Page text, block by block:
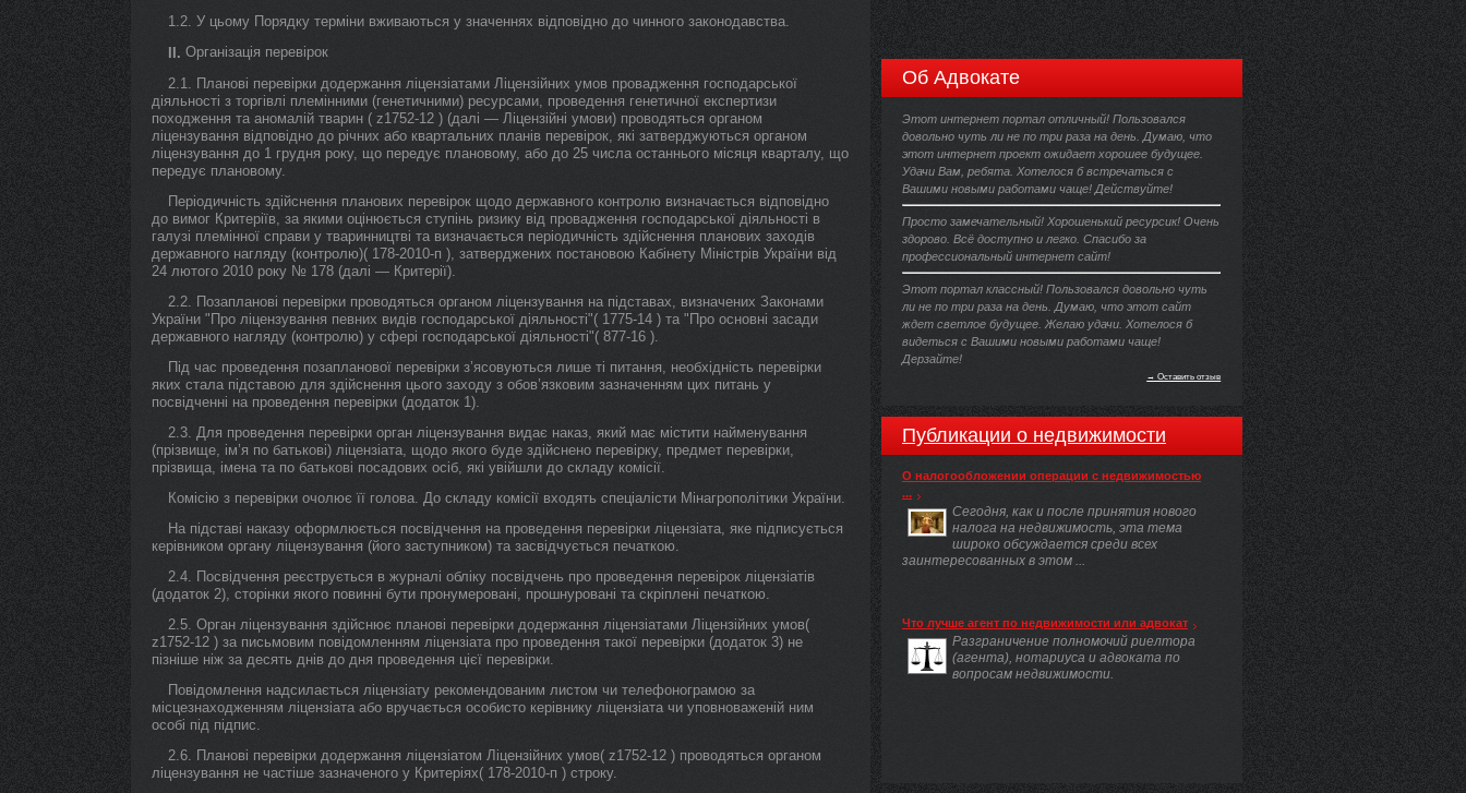
1.2. У цьому Порядку терміни вживаються у значеннях відповідно до чинного законодавства.
II. Організація перевірок
2.1. Планові перевірки додержання ліцензіатами Ліцензійних умов провадження господарської
діяльності з торгівлі племінними (генетичними) ресурсами, проведення генетичної експертизи
походження та аномалій тварин ( z1752-12 ) (далі — Ліцензійні умови) проводяться органом
ліцензування відповідно до річних або квартальних планів перевірок, які затверджуються органом
ліцензування до 1 грудня року, що передує плановому, або до 25 числа останнього місяця кварталу, що
передує плановому.
Періодичність здійснення планових перевірок щодо державного контролю визначається відповідно
до вимог Критеріїв, за якими оцінюється ступінь ризику від провадження господарської діяльності в
галузі племінної справи у тваринництві та визначається періодичність здійснення планових заходів
державного нагляду (контролю)( 178-2010-п ), затверджених постановою Кабінету Міністрів України від
24 лютого 2010 року № 178 (далі — Критерії).
2.2. Позапланові перевірки проводяться органом ліцензування на підставах, визначених Законами
України "Про ліцензування певних видів господарської діяльності"( 1775-14 ) та "Про основні засади
державного нагляду (контролю) у сфері господарської діяльності"( 877-16 ).
Під час проведення позапланової перевірки з’ясовуються лише ті питання, необхідність перевірки
яких стала підставою для здійснення цього заходу з обов’язковим зазначенням цих питань у
посвідченні на проведення перевірки (додаток 1).
2.3. Для проведення перевірки орган ліцензування видає наказ, який має містити найменування
(прізвище, ім’я по батькові) ліцензіата, щодо якого буде здійснено перевірку, предмет перевірки,
прізвища, імена та по батькові посадових осіб, які увійшли до складу комісії.
Комісію з перевірки очолює її голова. До складу комісії входять спеціалісти Мінагрополітики України.
На підставі наказу оформлюється посвідчення на проведення перевірки ліцензіата, яке підписується
керівником органу ліцензування (його заступником) та засвідчується печаткою.
2.4. Посвідчення реєструється в журналі обліку посвідчень про проведення перевірок ліцензіатів
(додаток 2), сторінки якого повинні бути пронумеровані, прошнуровані та скріплені печаткою.
2.5. Орган ліцензування здійснює планові перевірки додержання ліцензіатами Ліцензійних умов(
z1752-12 ) за письмовим повідомленням ліцензіата про проведення такої перевірки (додаток 3) не
пізніше ніж за десять днів до дня проведення цієї перевірки.
Повідомлення надсилається ліцензіату рекомендованим листом чи телефонограмою за
місцезнаходженням ліцензіата або вручається особисто керівнику ліцензіата чи уповноваженій ним
особі під підпис.
2.6. Планові перевірки додержання ліцензіатом Ліцензійних умов( z1752-12 ) проводяться органом
ліцензування не частіше зазначеного у Критеріях( 178-2010-п ) строку.
Об Адвокате
Этот интернет портал отличный! Пользовался
довольно чуть ли не по три раза на день. Думаю, что
этот интернет проект ожидает хорошее будущее.
Удачи Вам, ребята. Хотелося б встречаться с
Вашими новыми работами чаще! Действуйте!
Просто замечательный! Хорошенький ресурсик! Очень
здорово. Всё доступно и легко. Спасибо за
профессиональный интернет сайт!
Этот портал классный! Пользовался довольно чуть
ли не по три раза на день. Думаю, что этот сайт
ждет светлое будущее. Желаю удачи. Хотелося б
видеться с Вашими новыми работами чаще!
Дерзайте!
→ Оставить отзыв
Публикации о недвижимости
О налогообложении операции с недвижимостью
...
Сегодня, как и после принятия нового
налога на недвижимость, эта тема
широко обсуждается среди всех
заинтересованных в этом ...
Что лучше агент по недвижимости или адвокат
Разграничение полномочий риелтора
(агента), нотариуса и адвоката по
вопросам недвижимости.